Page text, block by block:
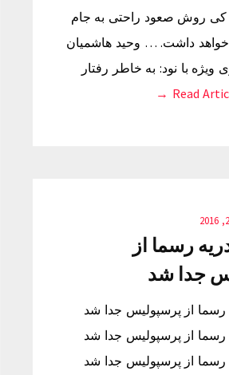
کی روش صعود راحتی به جام
جهانی 2018 خواهد داشت. … وحید هاشمیان
با نود: به خاطر رفتار
Read
رسما از
جدا شد
رسما از پرسپولیس جدا شد
رسما از پرسپولیس جدا شد
رسما از پرسپولیس جدا شد